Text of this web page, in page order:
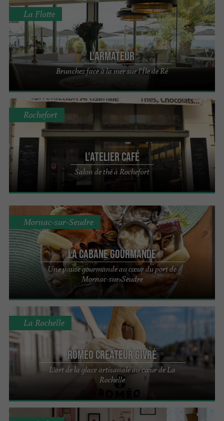
L'Armateur
Brunchez face à la mer sur l’Île de Ré
La Flotte
L'Atelier Café
Salon de thé à Rochefort
Rochefort
La Cabane Gourmande
Une pause gourmande au cœur du port de
Mornac-sur-Seudre
Mornac-sur-Seudre
Roméo Créateur Givré
L'art de la glace artisanale au cœur de La
Rochelle
La Rochelle